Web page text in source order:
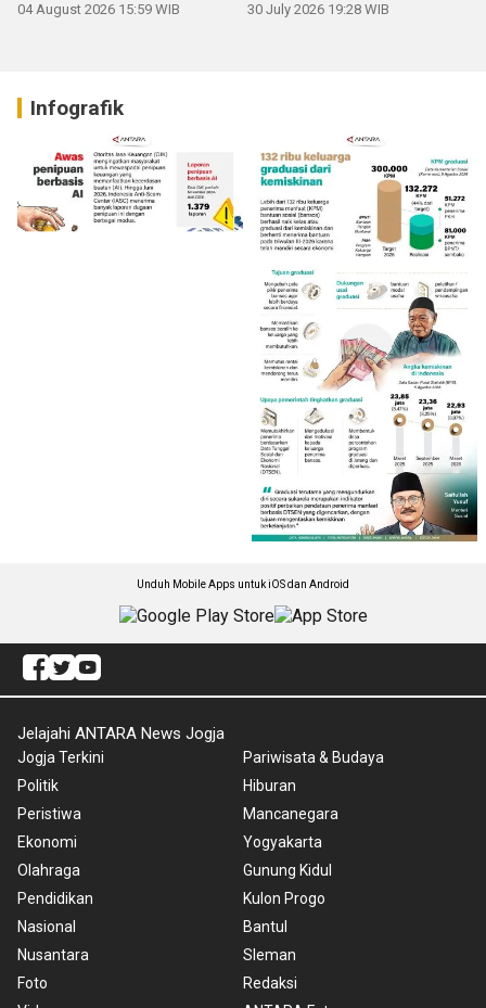
04 August 2026 15:59 WIB 30 July 2026 19:28 WIB
Infografik
Unduh Mobile Apps untuk iOS dan Android
Jelajahi ANTARA News Jogja
Jogja Terkini
Politik
Peristiwa
Ekonomi
Olahraga
Pendidikan
Nasional
Nusantara
Foto
Pariwisata & Budaya
Hiburan
Mancanegara
Yogyakarta
Gunung Kidul
Kulon Progo
Bantul
Sleman
Redaksi